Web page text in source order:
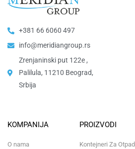
+381 66 6060 497
info@meridiangroup.rs
Zrenjaninski put 122e ,
Palilula, 11210 Beograd,
Srbija
KOMPANIJA
O nama
PROIZVODI
Kontejneri Za Otpad